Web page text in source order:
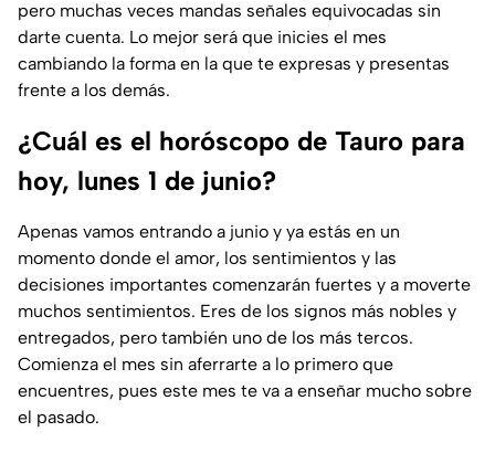
pero muchas veces mandas señales equivocadas sin
darte cuenta. Lo mejor será que inicies el mes
cambiando la forma en la que te expresas y presentas
frente a los demás.
¿Cuál es el horóscopo de Tauro para
hoy, lunes 1 de junio?
Apenas vamos entrando a junio y ya estás en un
momento donde el amor, los sentimientos y las
decisiones importantes comenzarán fuertes y a moverte
muchos sentimientos. Eres de los signos más nobles y
entregados, pero también uno de los más tercos.
Comienza el mes sin aferrarte a lo primero que
encuentres, pues este mes te va a enseñar mucho sobre
el pasado.